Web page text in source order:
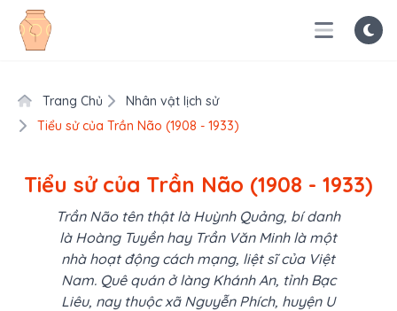
Trang Chủ
Nhân vật lịch sử
Tiểu sử của Trần Não (1908 - 1933)
Tiểu sử của Trần Não (1908 - 1933)
Trần Não tên thật là Huỳnh Quảng, bí danh
là Hoàng Tuyền hay Trần Văn Minh là một
nhà hoạt động cách mạng, liệt sĩ của Việt
Nam. Quê quán ở làng Khánh An, tỉnh Bạc
Liêu, nay thuộc xã Nguyễn Phích, huyện U